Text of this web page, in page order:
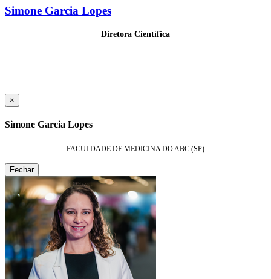
Simone Garcia Lopes
Diretora Científica
×
Simone Garcia Lopes
FACULDADE DE MEDICINA DO ABC (SP)
Fechar